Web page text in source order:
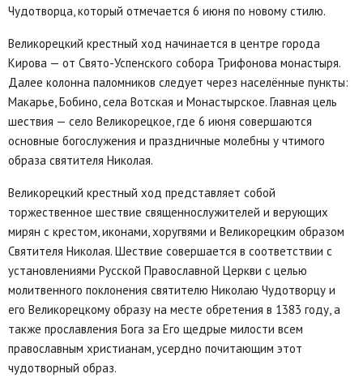
Чудотворца, который отмечается 6 июня по новому стилю.
Великорецкий крестный ход начинается в центре города
Кирова — от Свято-Успенского собора Трифонова монастыря.
Далее колонна паломников следует через населённые пункты:
Макарье, Бобино, села Вотская и Монастырское. Главная цель
шествия — село Великорецкое, где 6 июня совершаются
основные богослужения и праздничные молебны у чтимого
образа святителя Николая.
Великорецкий крестный ход представляет собой
торжественное шествие священнослужителей и верующих
мирян с крестом, иконами, хоругвями и Великорецким образом
Святителя Николая. Шествие совершается в соответствии с
установлениями Русской Православной Церкви с целью
молитвенного поклонения святителю Николаю Чудотворцу и
его Великорецкому образу на месте обретения в 1383 году, а
также прославления Бога за Его щедрые милости всем
православным христианам, усердно почитающим этот
чудотворный образ.